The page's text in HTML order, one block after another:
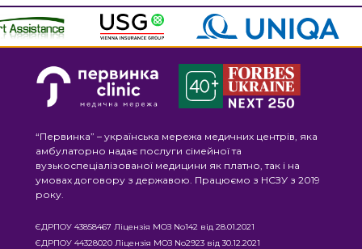
“Первинка” – українська мережа медичних центрів, яка
амбулаторно надає послуги сімейної та
вузькоспеціалізованої медицини як платно, так і на
умовах договору з державою. Працюємо з НСЗУ з 2019
року.
ЄДРПОУ 43858467 Ліцензія МОЗ No142 від 28.01.2021
ЄДРПОУ 44328020 Ліцензія МОЗ No2923 від 30.12.2021